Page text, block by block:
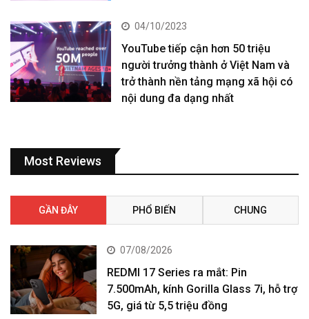
04/10/2023
YouTube tiếp cận hơn 50 triệu
người trưởng thành ở Việt Nam và
trở thành nền tảng mạng xã hội có
nội dung đa dạng nhất
Most Reviews
GẦN ĐÂY PHỔ BIẾN CHUNG
07/08/2026
REDMI 17 Series ra mắt: Pin
7.500mAh, kính Gorilla Glass 7i, hỗ trợ
5G, giá từ 5,5 triệu đồng